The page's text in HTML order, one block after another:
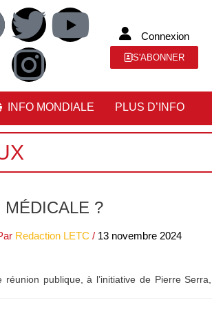
Connexion
S'ABONNER
INFO MONDIALE PLUS D’INFO
?
Redaction LETC / 13 novembre 2024
publique, à l’initiative de Pierre Serra,